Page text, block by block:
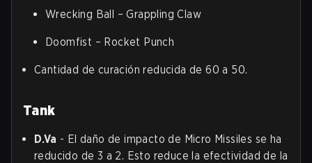
Wrecking Ball – Grappling Claw
Doomfist – Rocket Punch
Cantidad de curación reducida de 60 a 50.
Tank
D.Va - El daño de impacto de Micro Missiles se ha
reducido de 3 a 2. Esto reduce la efectividad de la